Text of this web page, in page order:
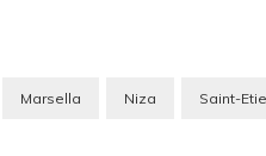
Marsella Niza Saint-